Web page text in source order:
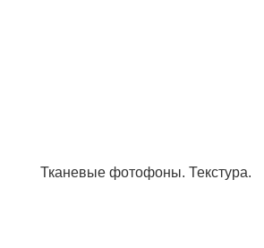
Тканевые фотофоны. Текстура.